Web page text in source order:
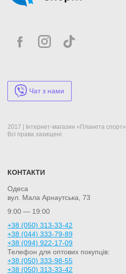
Чат з нами
2017 | Інтернет-магазин «Планета спорт»
Всі права захищені.
КОНТАКТИ
Одеса
вул. Мала Арнаутська, 73
9:00 — 19:00
+38 (050) 313-33-42
+38 (044) 333-79-89
+38 (094) 922-17-09
Телефон для оптових покупців:
+38 (050) 333-98-55
+38 (050) 313-33-42